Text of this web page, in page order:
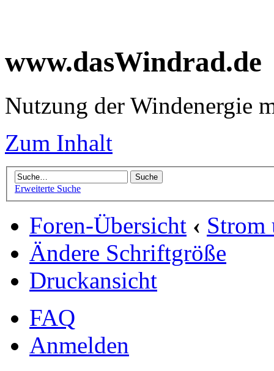
www.dasWindrad.de
Nutzung der Windenergie
Zum Inhalt
Erweiterte Suche
Foren-Übersicht ‹ Strom
Ändere Schriftgröße
Druckansicht
FAQ
Anmelden